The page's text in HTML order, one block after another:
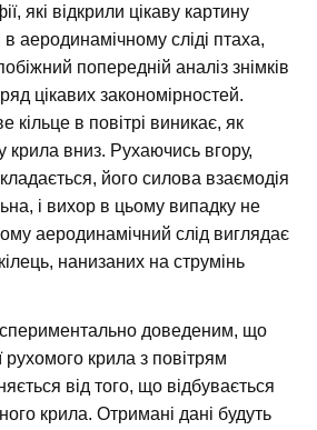
які відкрили цікаву картину
аеродинамічному сліді птаха,
попередній аналіз знімків
цікавих закономірностей.
кільце в повітрі виникає, як
крила вниз. Рухаючись вгору,
його силова взаємодія
і вихор в цьому випадку не
аеродинамічний слід виглядає
нанизаних на струмінь
доведеним, що
рухомого крила з повітрям
від того, що відбувається
крила. Отримані дані будуть